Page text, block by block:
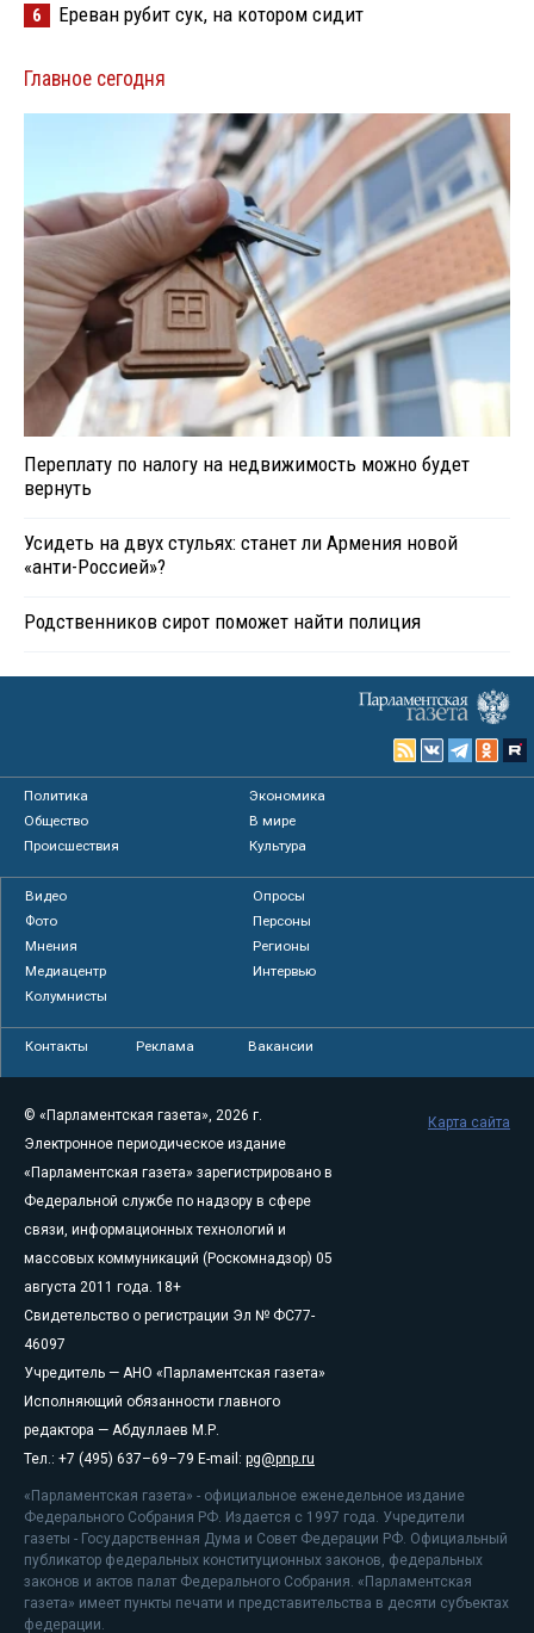
6 Ереван рубит сук, на котором сидит
Главное сегодня
Переплату по налогу на недвижимость можно будет
вернуть
Усидеть на двух стульях: станет ли Армения новой
«анти-Россией»?
Родственников сирот поможет найти полиция
Политика
Экономика
Общество
В мире
Происшествия
Культура
Видео
Опросы
Фото
Персоны
Мнения
Регионы
Медиацентр
Интервью
Колумнисты
Контакты Реклама Вакансии
© «Парламентская газета», 2026 г.
Электронное периодическое издание
«Парламентская газета» зарегистрировано в
Федеральной службе по надзору в сфере
связи, информационных технологий и
массовых коммуникаций (Роскомнадзор) 05
августа 2011 года. 18+
Свидетельство о регистрации Эл № ФС77-
46097
Учредитель — АНО «Парламентская газета»
Исполняющий обязанности главного
редактора — Абдуллаев М.Р.
Тел.: +7 (495) 637–69–79 E-mail: pg@pnp.ru
«Парламентская газета» - официальное еженедельное издание
Федерального Собрания РФ. Издается с 1997 года. Учредители
газеты - Государственная Дума и Совет Федерации РФ. Официальный
публикатор федеральных конституционных законов, федеральных
законов и актов палат Федерального Собрания. «Парламентская
газета» имеет пункты печати и представительства в десяти субъектах
федерации.
Карта сайта